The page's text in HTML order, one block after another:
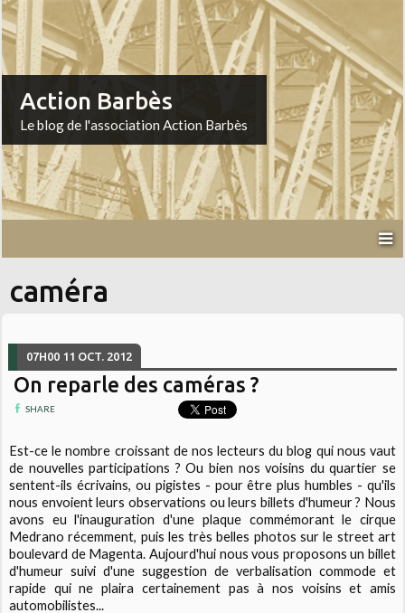
Action Barbès
Le blog de l'association Action Barbès
caméra
07H00 11 OCT. 2012
On reparle des caméras ?
SHARE
Est-ce le nombre croissant de nos lecteurs du blog qui nous vaut
de nouvelles participations ? Ou bien nos voisins du quartier se
sentent-ils écrivains, ou pigistes - pour être plus humbles - qu'ils
nous envoient leurs observations ou leurs billets d'humeur ? Nous
avons eu l'inauguration d'une plaque commémorant le cirque
Medrano récemment, puis les très belles photos sur le street art
boulevard de Magenta. Aujourd'hui nous vous proposons un billet
d'humeur suivi d'une suggestion de verbalisation commode et
rapide qui ne plaira certainement pas à nos voisins et amis
automobilistes...